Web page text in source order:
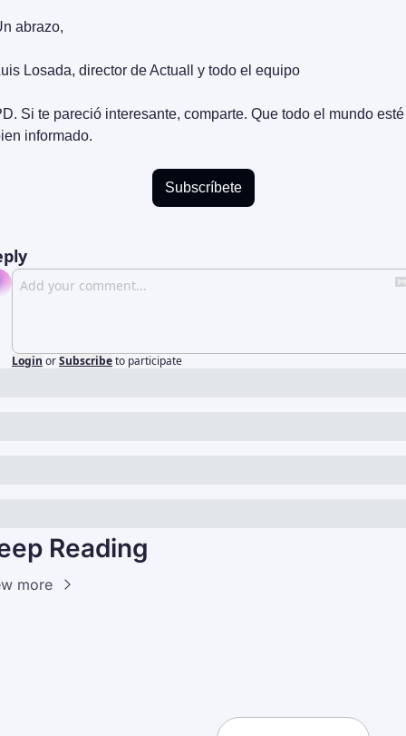
abrazo,
Losada, director de Actuall y todo el equipo
Si te pareció interesante, comparte. Que todo el mundo esté
informado.
Subscríbete
Login orSubscribeto participate
Reading
more